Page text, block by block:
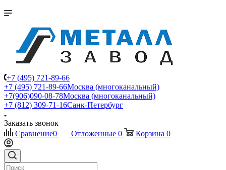
+7 (495) 721-89-66
+7 (495) 721-89-66Москва (многоканальный)
+7(906)090-08-78Москва (многоканальный)
+7 (812) 309-71-16Санк-Петербург
Заказать звонок
Сравнение0 Отложенные 0 Корзина 0